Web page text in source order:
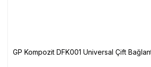
GP Kompozit DFK001 Universal Çift